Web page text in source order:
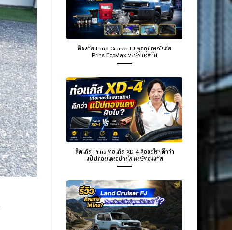
ติดแก๊ส Land Cruiser FJ ชุดอุปกรณ์แก๊ส
Prins EcoMax หงษ์ทองแก๊ส
ติดแก๊ส Prins ท่อแก๊ส XD-4 คืออะไร? ดีกว่า
แป๊ปทองแดงอย่างไร หงษ์ทองแก๊ส